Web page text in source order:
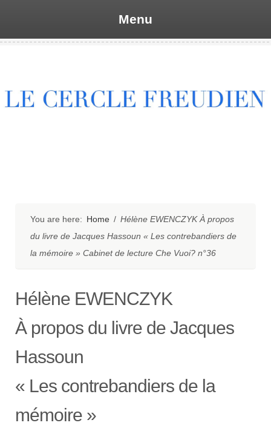
Menu
You are here: Home / Hélène EWENCZYK À propos
du livre de Jacques Hassoun « Les contrebandiers de
la mémoire » Cabinet de lecture Che Vuoi? n°36
Hélène EWENCZYK
À propos du livre de Jacques
Hassoun
« Les contrebandiers de la
mémoire »